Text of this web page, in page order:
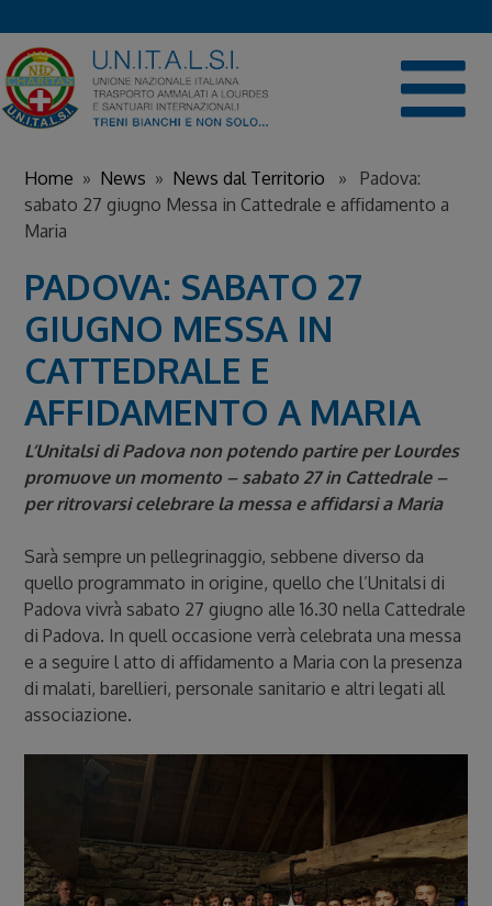
to
content
Home » News » News dal Territorio » Padova:
sabato 27 giugno Messa in Cattedrale e affidamento a
Maria
PADOVA: SABATO 27
GIUGNO MESSA IN
CATTEDRALE E
AFFIDAMENTO A MARIA
L’Unitalsi di Padova non potendo partire per Lourdes
promuove un momento – sabato 27 in Cattedrale –
per ritrovarsi celebrare la messa e affidarsi a Maria
Sarà sempre un pellegrinaggio, sebbene diverso da
quello programmato in origine, quello che l’Unitalsi di
Padova vivrà sabato 27 giugno alle 16.30 nella Cattedrale
di Padova. In quell occasione verrà celebrata una messa
e a seguire l atto di affidamento a Maria con la presenza
di malati, barellieri, personale sanitario e altri legati all
associazione.